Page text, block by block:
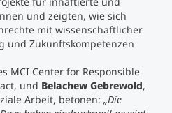
und zeigten, wie sich
mit wissenschaftlicher
und Zukunftskompetenzen
MCI Center for Responsible
und Belachew Gebrewold,
Arbeit, betonen: „Die